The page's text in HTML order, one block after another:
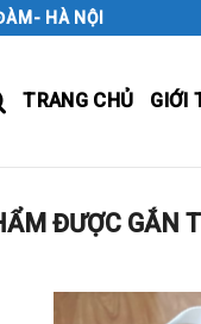
HÀ NỘI
TRANG CHỦ GIỚI
ĐƯỢC GẮN